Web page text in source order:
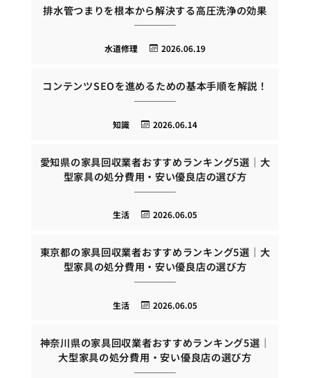
排水管つまりを根本から解決する高圧洗浄の効果
2026.06.19
水道修理
コンテンツSEOを進めるための基本手順を解説！
2026.06.14
知識
愛知県の家具回収業者おすすめランキング5選｜大
型家具の処分費用・安い優良店の選び方
2026.06.05
生活
東京都の家具回収業者おすすめランキング5選｜大
型家具の処分費用・安い優良店の選び方
2026.06.05
生活
神奈川県の家具回収業者おすすめランキング5選｜
大型家具の処分費用・安い優良店の選び方